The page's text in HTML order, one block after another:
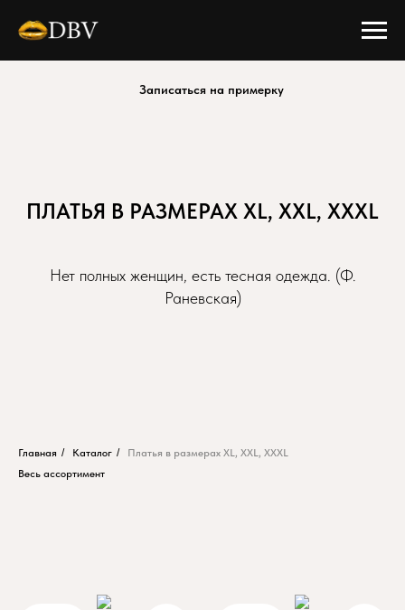
Записаться на примерку
ПЛАТЬЯ В РАЗМЕРАХ XL, XXL, XXXL
Нет полных женщин, есть тесная одежда. (Ф.
Раневская)
Главная / Каталог /
Платья в размерах XL, XXL, XXXL
Весь ассортимент